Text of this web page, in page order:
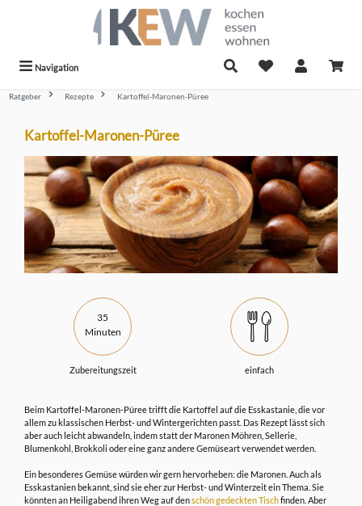
Navigation
Ratgeber Rezepte Kartoffel-Maronen-Püree
Kartoffel-Maronen-Püree
35
Minuten
Zubereitungszeit einfach
Beim Kartoffel-Maronen-Püree trifft die Kartoffel auf die Esskastanie, die vor
allem zu klassischen Herbst- und Wintergerichten passt. Das Rezept lässt sich
aber auch leicht abwandeln, indem statt der Maronen Möhren, Sellerie,
Blumenkohl, Brokkoli oder eine ganz andere Gemüseart verwendet werden.
Ein besonderes Gemüse würden wir gern hervorheben: die Maronen. Auch als
Esskastanien bekannt, sind sie eher zur Herbst- und Winterzeit ein Thema. Sie
könnten an Heiligabend ihren Weg auf denschön gedeckten Tischfinden. Aber